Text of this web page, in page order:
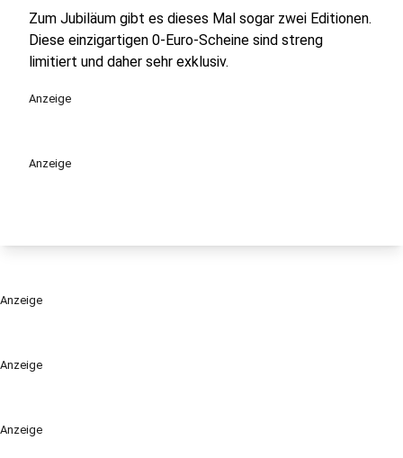
Anzeige
Anzeige
Zum Jubiläum gibt es dieses Mal sogar zwei Editionen.
Diese einzigartigen 0-Euro-Scheine sind streng
limitiert und daher sehr exklusiv.
Anzeige
Anzeige
Anzeige